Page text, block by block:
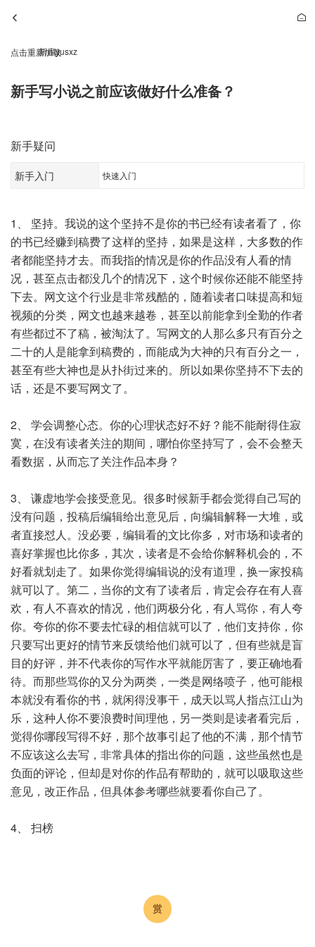
点击重新加载
新库yusxz
新手写小说之前应该做好什么准备？
新手疑问
新手入门 快速入门
1、 坚持。我说的这个坚持不是你的书已经有读者看了，你
的书已经赚到稿费了这样的坚持，如果是这样，大多数的作
者都能坚持才去。而我指的情况是你的作品没有人看的情
况，甚至点击都没几个的情况下，这个时候你还能不能坚持
下去。网文这个行业是非常残酷的，随着读者口味提高和短
视频的分类，网文也越来越卷，甚至以前能拿到全勤的作者
有些都过不了稿，被淘汰了。写网文的人那么多只有百分之
二十的人是能拿到稿费的，而能成为大神的只有百分之一，
甚至有些大神也是从扑街过来的。所以如果你坚持不下去的
话，还是不要写网文了。
2、 学会调整心态。你的心理状态好不好？能不能耐得住寂
寞，在没有读者关注的期间，哪怕你坚持写了，会不会整天
看数据，从而忘了关注作品本身？
3、 谦虚地学会接受意见。很多时候新手都会觉得自己写的
没有问题，投稿后编辑给出意见后，向编辑解释一大堆，或
者直接怼人。没必要，编辑看的文比你多，对市场和读者的
喜好掌握也比你多，其次，读者是不会给你解释机会的，不
好看就划走了。如果你觉得编辑说的没有道理，换一家投稿
就可以了。第二，当你的文有了读者后，肯定会存在有人喜
欢，有人不喜欢的情况，他们两极分化，有人骂你，有人夸
你。夸你的你不要去忙碌的相信就可以了，他们支持你，你
只要写出更好的情节来反馈给他们就可以了，但有些就是盲
目的好评，并不代表你的写作水平就能厉害了，要正确地看
待。而那些骂你的又分为两类，一类是网络喷子，他可能根
本就没有看你的书，就闲得没事干，成天以骂人指点江山为
乐，这种人你不要浪费时间理他，另一类则是读者看完后，
觉得你哪段写得不好，那个故事引起了他的不满，那个情节
不应该这么去写，非常具体的指出你的问题，这些虽然也是
负面的评论，但却是对你的作品有帮助的，就可以吸取这些
意见，改正作品，但具体参考哪些就要看你自己了。
4、 扫榜